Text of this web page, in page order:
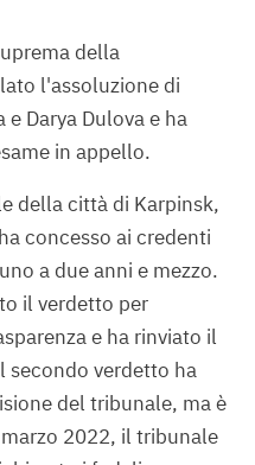
della
l'assoluzione di
e Darya Dulova e ha
in appello.
della città di Karpinsk,
concesso ai credenti
a due anni e mezzo.
il verdetto per
e ha rinviato il
secondo verdetto ha
del tribunale, ma è
2022, il tribunale